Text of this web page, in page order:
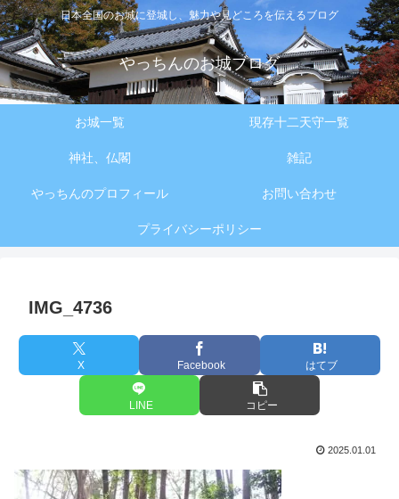
日本全国のお城に登城し、魅力や見どころを伝えるブログ
やっちんのお城ブログ
お城一覧 現存十二天守一覧
神社、仏閣 雑記
やっちんのプロフィール お問い合わせ
プライバシーポリシー
IMG_4736
X Facebook はてブ
LINE コピー
2025.01.01